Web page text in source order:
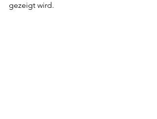
gezeigt wird.